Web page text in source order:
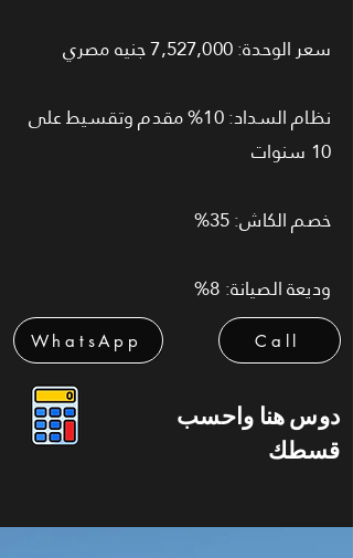
سعر الوحدة: 7,527,000 جنيه مصري
نظام السداد: 10% مقدم وتقسيط على
10 سنوات
خصم الكاش: 35%
وديعة الصيانة: 8%
WhatsApp Call
دوس هنا واحسب
قسطك